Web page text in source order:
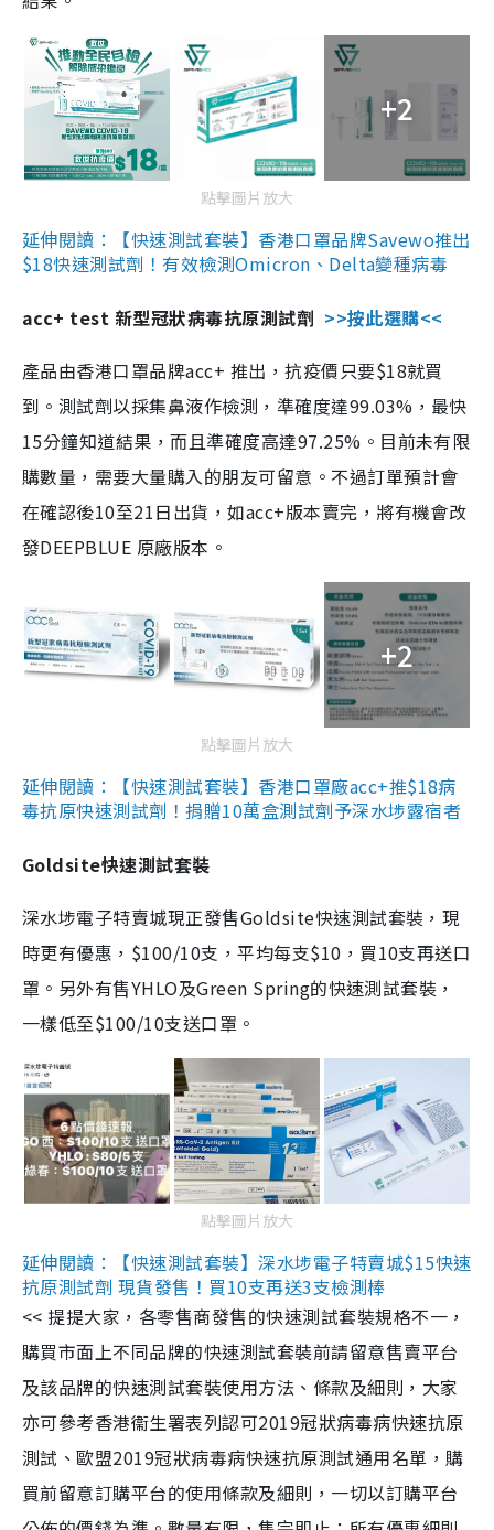
+2
點擊圖片放大
延伸閱讀：【快速測試套裝】香港口罩品牌Savewo推出
$18快速測試劑！有效檢測Omicron、Delta變種病毒
acc+ test 新型冠狀病毒抗原測試劑 >>按此選購<<
產品由香港口罩品牌acc+ 推出，抗疫價只要$18就買
到。測試劑以採集鼻液作檢測，準確度達99.03%，最快
15分鐘知道結果，而且準確度高達97.25%。目前未有限
購數量，需要大量購入的朋友可留意。不過訂單預計會
在確認後10至21日出貨，如acc+版本賣完，將有機會改
發DEEPBLUE 原廠版本。
+2
點擊圖片放大
延伸閱讀：【快速測試套裝】香港口罩廠acc+推$18病
毒抗原快速測試劑！捐贈10萬盒測試劑予深水埗露宿者
Goldsite快速測試套裝
深水埗電子特賣城現正發售Goldsite快速測試套裝，現
時更有優惠，$100/10支，平均每支$10，買10支再送口
罩。另外有售YHLO及Green Spring的快速測試套裝，
一樣低至$100/10支送口罩。
點擊圖片放大
延伸閱讀：【快速測試套裝】深水埗電子特賣城$15快速
抗原測試劑 現貨發售！買10支再送3支檢測棒
<< 提提大家，各零售商發售的快速測試套裝規格不一，
購買市面上不同品牌的快速測試套裝前請留意售賣平台
及該品牌的快速測試套裝使用方法、條款及細則，大家
亦可參考香港衞生署表列認可2019冠狀病毒病快速抗原
測試、歐盟2019冠狀病毒病快速抗原測試通用名單，購
買前留意訂購平台的使用條款及細則，一切以訂購平台